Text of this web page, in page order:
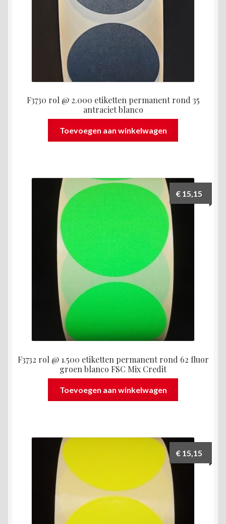
F3730 rol @ 2.000 etiketten permanent rond 35
antraciet blanco
Toevoegen aan winkelwagen
F3732 rol @ 1.500 etiketten permanent rond 62 fluor
groen blanco FSC Mix Credit
€ 15,15
Toevoegen aan winkelwagen
€ 15,15